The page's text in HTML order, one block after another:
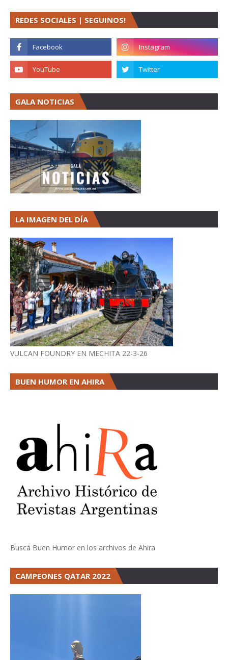
REDES SOCIALES | SEGUINOS!
GALA NOTICIAS
LA IMAGEN DEL DÍA
VULCAN FOUNDRY EN MECHITA 22-3-26
BUEN HUMOR EN AHIRA
Buscá Buen Humor en los archivos de Ahira
CAMPEONES QATAR 2022